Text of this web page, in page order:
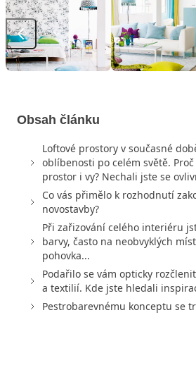
Obsah článku
Loftové prostory v současné
oblíbenosti po celém světě.
prostor i vy? Nechali jste se
Co vás přimělo k rozhodnutí
novostavby?
Při zařizování celého interiéru
barvy, často na neobvyklých
pohovka...
Podařilo se vám opticky
a textilií. Kde jste hledali
Pestrobarevnému konceptu se